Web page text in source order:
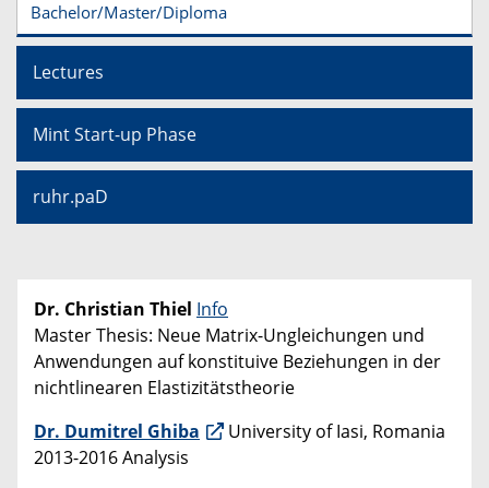
Bachelor/Master/Diploma
Lectures
Mint Start-up Phase
ruhr.paD
Dr. Christian Thiel Info
Master Thesis: Neue Matrix-Ungleichungen und
Anwendungen auf konstituive Beziehungen in der
nichtlinearen Elastizitätstheorie
Dr. Dumitrel Ghiba
University of Iasi, Romania
2013-2016 Analysis